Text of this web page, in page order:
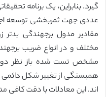
گیرد. بنابراین، یک برنامه
مقادیر مدول برجهندگی بدتر
مختلف و در انواع ضریب
همبستگی از تغییر شکل
اند. این معادلات با دقت